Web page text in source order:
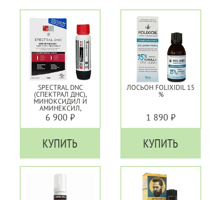
SPECTRAL DNC
(СПЕКТРАЛ ДНС),
МИНОКСИДИЛ И
АМИНЕКСИЛ,
ПРЕПАРАТ ДЛЯ
БОРЬБЫ С
ОБЛЫСЕНИЕМ
6 900 ₽
КУПИТЬ
ЛОСЬОН FOLIXIDIL 15
%
1 890 ₽
КУПИТЬ